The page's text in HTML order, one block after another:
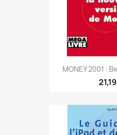
MONEY 2001 :